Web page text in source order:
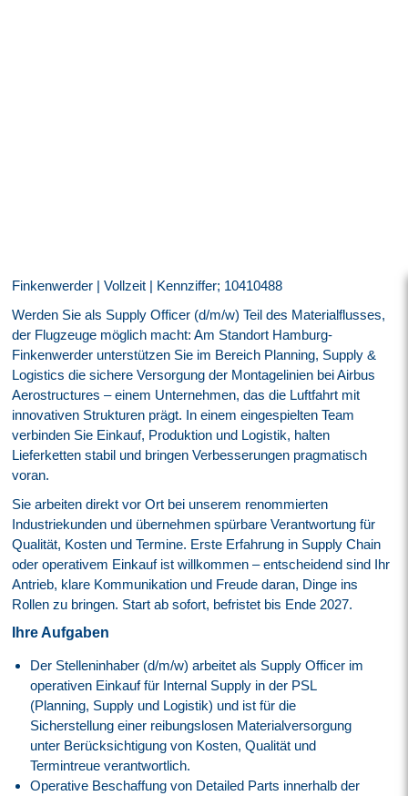
Finkenwerder | Vollzeit | Kennziffer; 10410488
Werden Sie als Supply Officer (d/m/w) Teil des Materialflusses,
der Flugzeuge möglich macht: Am Standort Hamburg-
Finkenwerder unterstützen Sie im Bereich Planning, Supply &
Logistics die sichere Versorgung der Montagelinien bei Airbus
Aerostructures – einem Unternehmen, das die Luftfahrt mit
innovativen Strukturen prägt. In einem eingespielten Team
verbinden Sie Einkauf, Produktion und Logistik, halten
Lieferketten stabil und bringen Verbesserungen pragmatisch
voran.
Sie arbeiten direkt vor Ort bei unserem renommierten
Industriekunden und übernehmen spürbare Verantwortung für
Qualität, Kosten und Termine. Erste Erfahrung in Supply Chain
oder operativem Einkauf ist willkommen – entscheidend sind Ihr
Antrieb, klare Kommunikation und Freude daran, Dinge ins
Rollen zu bringen. Start ab sofort, befristet bis Ende 2027.
Ihre Aufgaben
Der Stelleninhaber (d/m/w) arbeitet als Supply Officer im
operativen Einkauf für Internal Supply in der PSL
(Planning, Supply und Logistik) und ist für die
Sicherstellung einer reibungslosen Materialversorgung
unter Berücksichtigung von Kosten, Qualität und
Termintreue verantwortlich.
Operative Beschaffung von Detailed Parts innerhalb der